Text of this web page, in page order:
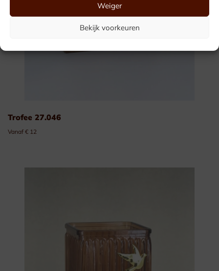
Weiger
Bekijk voorkeuren
Trofee 27.046
Vanaf € 12